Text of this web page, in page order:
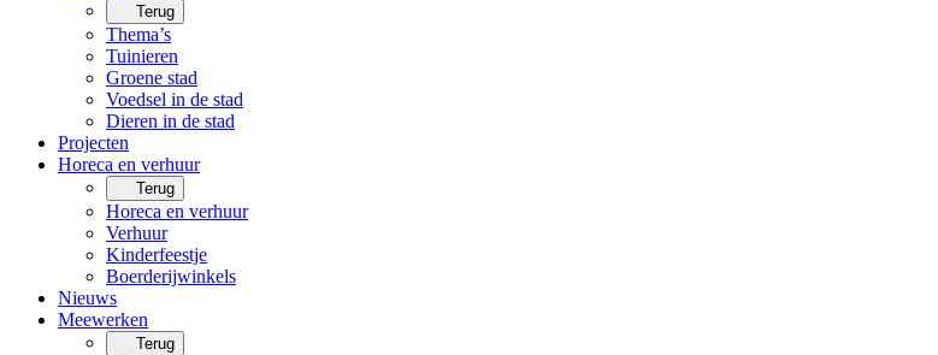
Terug
Thema’s
Tuinieren
Groene stad
Voedsel in de stad
Dieren in de stad
Projecten
Horeca en verhuur
Terug
Horeca en verhuur
Verhuur
Kinderfeestje
Boerderijwinkels
Nieuws
Meewerken
Terug